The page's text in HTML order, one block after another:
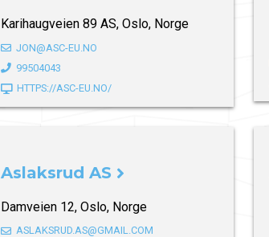
Karihaugveien 89 AS, Oslo, Norge
JON@ASC-EU.NO
99504043
HTTPS://ASC-EU.NO/
Aslaksrud AS
Damveien 12, Oslo, Norge
ASLAKSRUD.AS@GMAIL.COM